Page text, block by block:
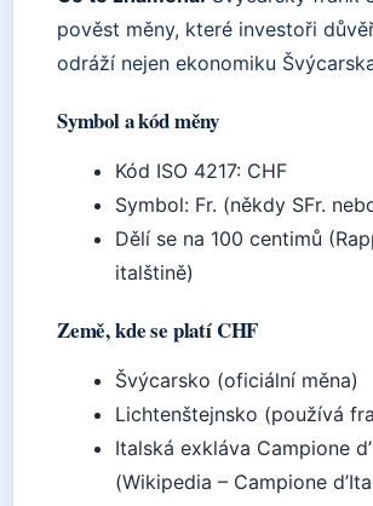
pověst měny, které investoři
odráží nejen ekonomiku
Symbol a kód měny
Kód ISO 4217: CHF
Symbol: Fr. (někdy SFr.
Dělí se na 100 centimů
italštině)
Země, kde se platí CHF
Švýcarsko (oficiální měna)
Lichtenštejnsko (používá
Italská exkláva Campione
(Wikipedia – Campione